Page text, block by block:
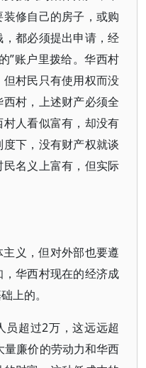
修自己的房子，或购
都必须提出申请，经
”账户里拨给。华西村
村民只有使用权而没
村，上述财产必须全
人看似富有，却没有
下，没有财产权就谈
名义上富有，但实际
义，但对外部也要遵
华西村现在的经济成
上的。
员超过2万，这远远超
廉价的劳动力和华西